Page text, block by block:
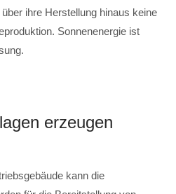
ihre Herstellung hinaus keine
Sonnenenergie ist
erzeugen
kann die